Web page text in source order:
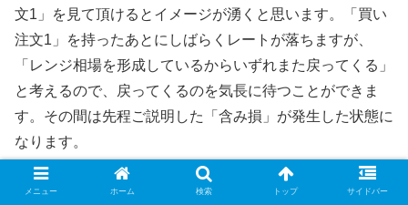
文1」を見て頂けるとイメージが湧くと思います。「買い
注文1」を持ったあとにしばらくレートが落ちますが、
「レンジ相場を形成しているからいずれまた戻ってくる」
と考えるので、戻ってくるのを気長に待つことができま
す。その間は先程ご説明した「含み損」が発生した状態に
なります。
一方で、想定レンジを外れると含み損が増えますので、対
メニュー ホーム 検索 トップ サイドバー